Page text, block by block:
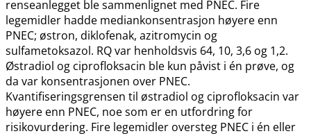
renseanlegget ble sammenlignet med PNEC. Fire
legemidler hadde mediankonsentrasjon høyere enn
PNEC; østron, diklofenak, azitromycin og
sulfametoksazol. RQ var henholdsvis 64, 10, 3,6 og 1,2.
Østradiol og ciprofloksacin ble kun påvist i én prøve, og
da var konsentrasjonen over PNEC.
Kvantifiseringsgrensen til østradiol og ciprofloksacin var
høyere enn PNEC, noe som er en utfordring for
risikovurdering. Fire legemidler oversteg PNEC i én eller